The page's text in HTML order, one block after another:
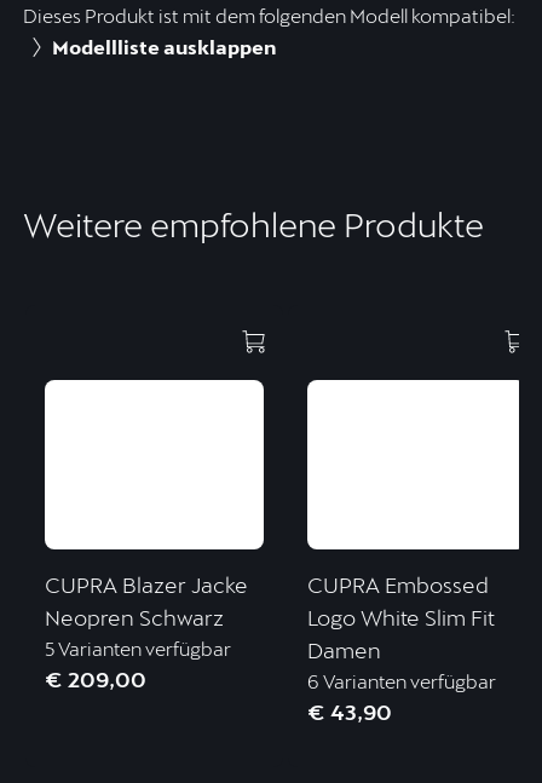
Dieses Produkt ist mit dem folgenden Modell kompatibel:
Modellliste ausklappen
Weitere empfohlene Produkte
CUPRA Blazer Jacke
Neopren Schwarz
5 Varianten verfügbar
€ 209,00
CUPRA Embossed
Logo White Slim Fit
Damen
6 Varianten verfügbar
€ 43,90